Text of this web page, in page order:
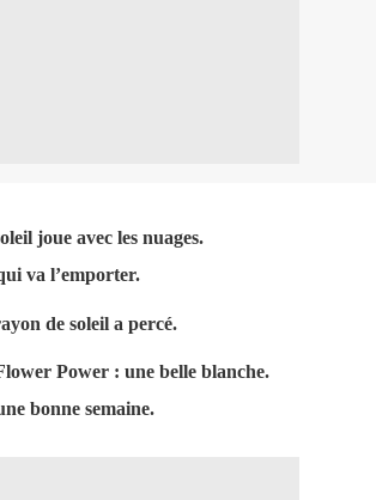
joue avec les nuages.
va l’emporter.
de soleil a percé.
Power : une belle blanche.
bonne semaine.